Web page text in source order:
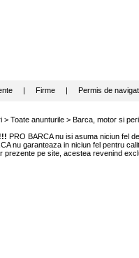
| Firme| Permis de
> Toate anunturile> Barca, motor si
PRO BARCA nu isi asuma niciun fel
nu garanteaza in niciun fel pentru
prezente pe site, acestea revenind